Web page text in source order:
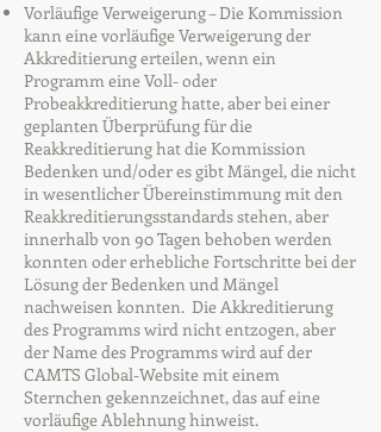
Vorläufige Verweigerung – Die Kommission
kann eine vorläufige Verweigerung der
Akkreditierung erteilen, wenn ein
Programm eine Voll- oder
Probeakkreditierung hatte, aber bei einer
geplanten Überprüfung für die
Reakkreditierung hat die Kommission
Bedenken und/oder es gibt Mängel, die nicht
in wesentlicher Übereinstimmung mit den
Reakkreditierungsstandards stehen, aber
innerhalb von 90 Tagen behoben werden
konnten oder erhebliche Fortschritte bei der
Lösung der Bedenken und Mängel
nachweisen konnten. Die Akkreditierung
des Programms wird nicht entzogen, aber
der Name des Programms wird auf der
CAMTS Global-Website mit einem
Sternchen gekennzeichnet, das auf eine
vorläufige Ablehnung hinweist.